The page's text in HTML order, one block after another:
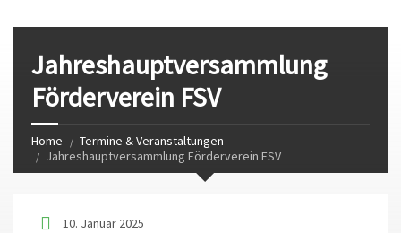
Jahreshauptversammlung
Förderverein FSV
Home
Termine & Veranstaltungen
Jahreshauptversammlung Förderverein FSV
10. Januar 2025